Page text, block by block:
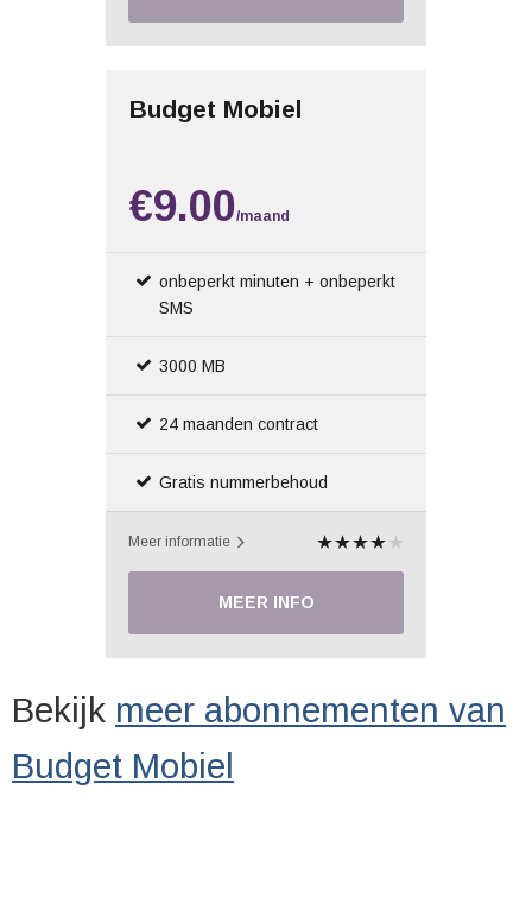
Budget Mobiel
€9.00/maand
onbeperkt minuten + onbeperkt
SMS
3000 MB
24 maanden contract
Gratis nummerbehoud
Meer informatie
MEER INFO
Bekijk meer abonnementen van
Budget Mobiel